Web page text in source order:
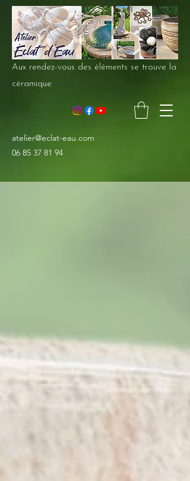
Aux rendez-vous des éléments se trouve la
céramique
atelier@eclat-eau.com
06 85 37 81 94